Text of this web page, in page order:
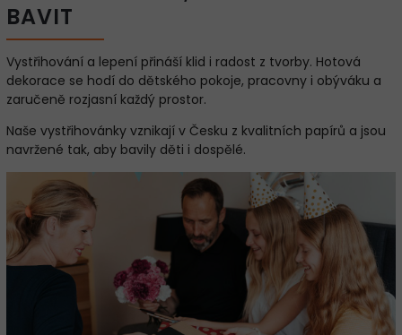
BAVIT
Vystřihování a lepení přináší klid i radost z tvorby. Hotová
dekorace se hodí do dětského pokoje, pracovny i obýváku a
zaručeně rozjasní každý prostor.
Naše vystřihovánky vznikají v Česku z kvalitních papírů a jsou
navržené tak, aby bavily děti i dospělé.